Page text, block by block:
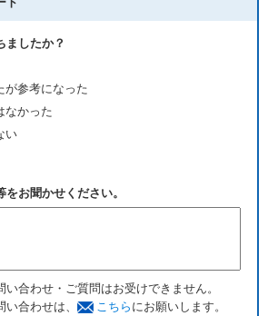
ましたか？
が参考になった
なかった
い
お聞かせください。
合わせ・ご質問はお受けできません。
合わせは、
こちら にお願いします。